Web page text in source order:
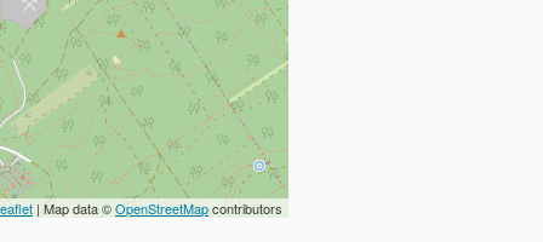
| Map data ©OpenStreetMapcontributors